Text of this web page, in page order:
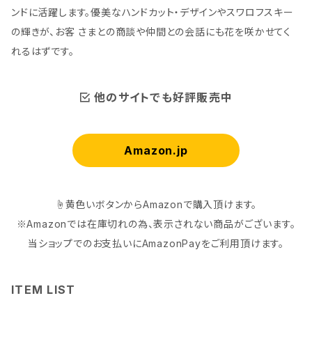
ンドに活躍します。優美なハンドカット・デザインやスワロフスキー
の輝きが、お客 さまとの商談や仲間との会話にも花を咲かせてく
れるはずです。
他のサイトでも好評販売中
Amazon.jp
☝黄色いボタンからAmazonで購入頂けます。
※Amazonでは在庫切れの為、表示されない商品がございます。
当ショップでのお支払いにAmazonPayをご利用頂けます。
ITEM LIST